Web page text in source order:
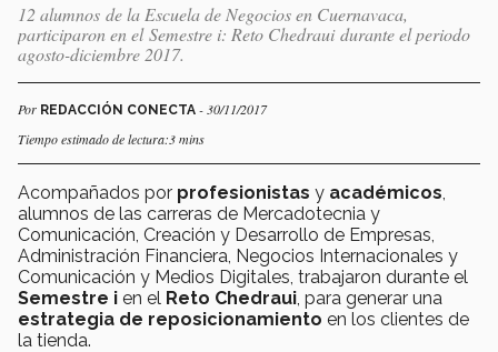
12 alumnos de la Escuela de Negocios en Cuernavaca,
participaron en el Semestre i: Reto Chedraui durante el periodo
agosto-diciembre 2017.
Por REDACCIÓN CONECTA - 30/11/2017
Tiempo estimado de lectura:3 mins
Acompañados por profesionistas y académicos
alumnos de las carreras de Mercadotecnia y
Comunicación, Creación y Desarrollo de Empresas,
Administración Financiera, Negocios Internacionales y
Comunicación y Medios Digitales, trabajaron durante el
Semestre i en el Reto Chedraui , para generar una
estrategia de reposicionamiento en los clientes de
la tienda.